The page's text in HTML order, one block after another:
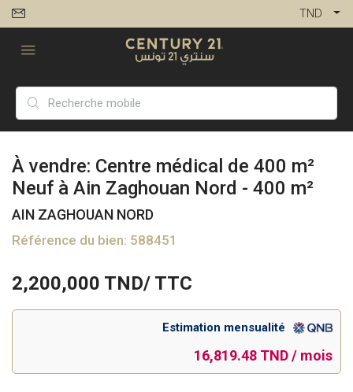
TND
À vendre: Centre médical de 400 m²
Neuf à Ain Zaghouan Nord - 400 m²
AIN ZAGHOUAN NORD
Référence du bien: 588451
2,200,000 TND/ TTC
Estimation mensualité
16,819.48 TND / mois